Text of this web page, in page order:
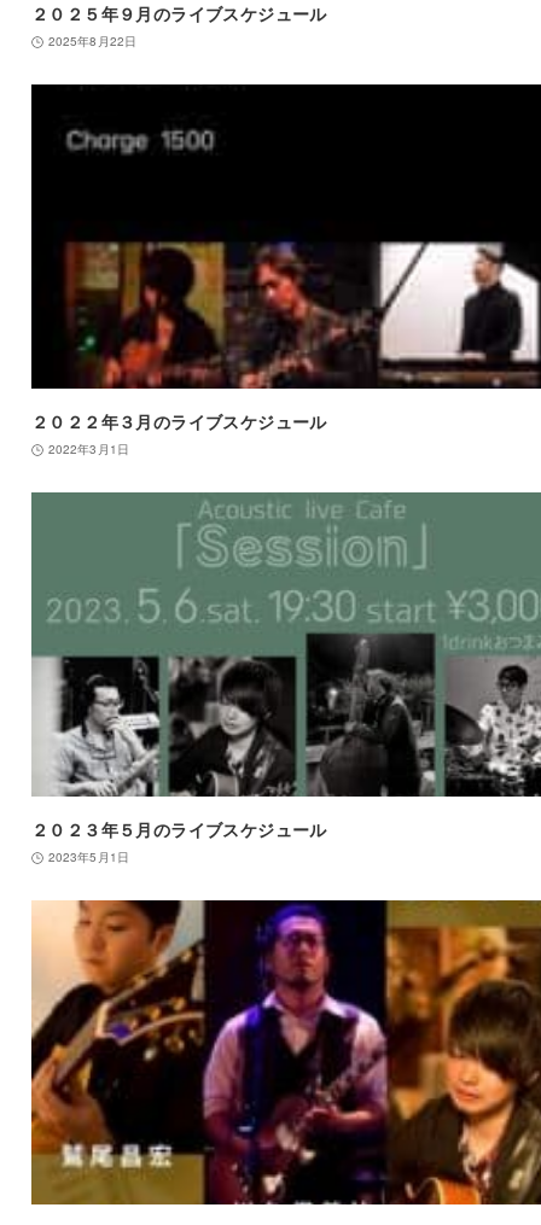
２０２５年９月のライブスケジュール
2025年8月22日
２０２２年３月のライブスケジュール
2022年3月1日
２０２３年５月のライブスケジュール
2023年5月1日